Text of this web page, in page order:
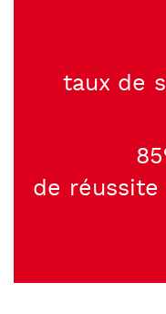
taux de
de réussite